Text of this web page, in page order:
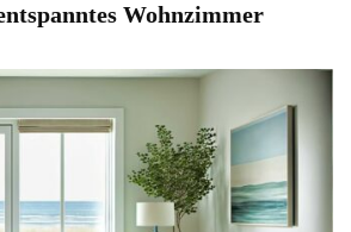
Wohnzimmer